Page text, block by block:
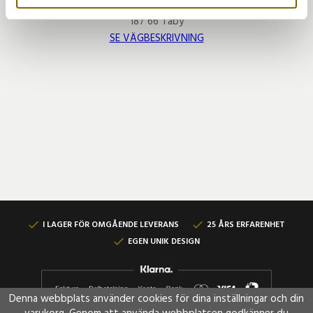
Tumstocksvägen 8
187 66 Täby
SE VÄGBESKRIVNING
I LAGER FÖR OMGÅENDE LEVERANS
25 ÅRS ERFARENHET
EGEN UNIK DESIGN
Denna webbplats använder cookies för dina inställningar och din